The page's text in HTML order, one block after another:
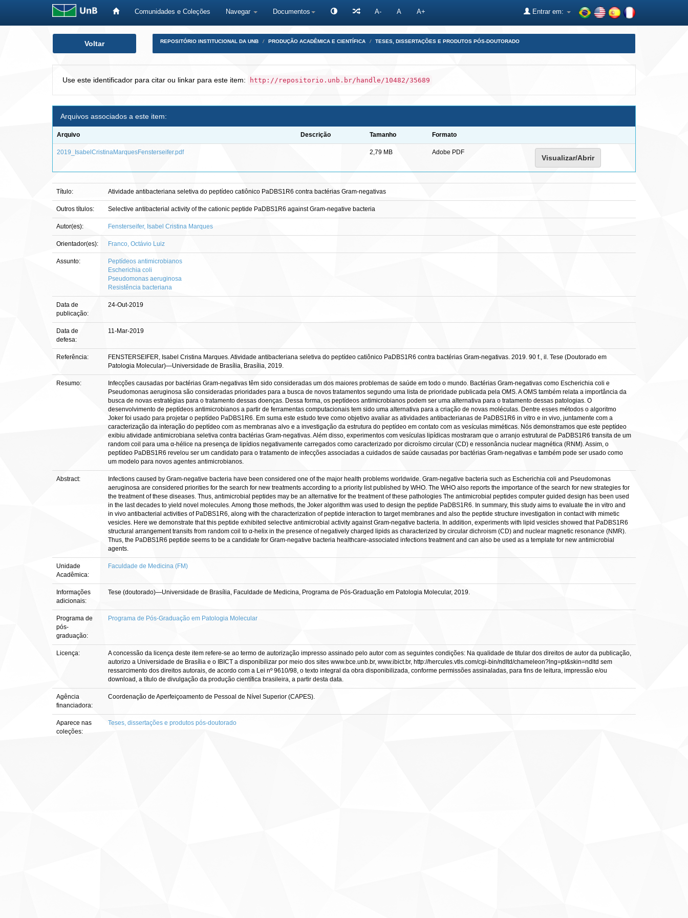
Comunidades e Coleções Navegar Documentos A- A A+ Entrar em:
Voltar REPOSITÓRIO INSTITUCIONAL DA UNB PRODUÇÃO ACADÊMICA E CIENTÍFICA TESES, DISSERTAÇÕES E PRODUTOS PÓS-DOUTORADO
Use este identificador para citar ou linkar para este item: http://repositorio.unb.br/handle/10482/35689
Arquivos associados a este item:
Arquivo Descrição Tamanho Formato
2019_IsabelCristinaMarquesFensterseifer.pdf 2,79 MB Adobe PDF
Visualizar/Abrir
Título: Atividade antibacteriana seletiva do peptídeo catiônico PaDBS1R6 contra bactérias Gram-negativas
Outros títulos: Selective antibacterial activity of the cationic peptide PaDBS1R6 against Gram-negative bacteria
Autor(es): Fensterseifer, Isabel Cristina Marques
Orientador(es): Franco, Octávio Luiz
Assunto:
Peptídeos antimicrobianos
Escherichia coli
Pseudomonas aeruginosa
Resistência bacteriana
Data de
publicação:
24-Out-2019
Data de
defesa:
11-Mar-2019
Referência:
FENSTERSEIFER, Isabel Cristina Marques. Atividade antibacteriana seletiva do peptídeo catiônico PaDBS1R6 contra bactérias Gram-negativas. 2019. 90 f., il. Tese (Doutorado em
Patologia Molecular)—Universidade de Brasília, Brasília, 2019.
Resumo:
Infecções causadas por bactérias Gram-negativas têm sido consideradas um dos maiores problemas de saúde em todo o mundo. Bactérias Gram-negativas como Escherichia coli e
Pseudomonas aeruginosa são consideradas prioridades para a busca de novos tratamentos segundo uma lista de prioridade publicada pela OMS. A OMS também relata a importância da
busca de novas estratégias para o tratamento dessas doenças. Dessa forma, os peptídeos antimicrobianos podem ser uma alternativa para o tratamento dessas patologias. O
desenvolvimento de peptídeos antimicrobianos a partir de ferramentas computacionais tem sido uma alternativa para a criação de novas moléculas. Dentre esses métodos o algoritmo
Joker foi usado para projetar o peptídeo PaDBS1R6. Em suma este estudo teve como objetivo avaliar as atividades antibacterianas de PaDBS1R6 in vitro e in vivo, juntamente com a
caracterização da interação do peptídeo com as membranas alvo e a investigação da estrutura do peptídeo em contato com as vesículas miméticas. Nós demonstramos que este peptídeo
exibiu atividade antimicrobiana seletiva contra bactérias Gram-negativas. Além disso, experimentos com vesículas lipídicas mostraram que o arranjo estrutural de PaDBS1R6 transita de um
random coil para uma α-hélice na presença de lipídios negativamente carregados como caracterizado por dicroísmo circular (CD) e ressonância nuclear magnética (RNM). Assim, o
peptídeo PaDBS1R6 revelou ser um candidato para o tratamento de infecções associadas a cuidados de saúde causadas por bactérias Gram-negativas e também pode ser usado como
um modelo para novos agentes antimicrobianos.
Abstract:
Infections caused by Gram-negative bacteria have been considered one of the major health problems worldwide. Gram-negative bacteria such as Escherichia coli and Pseudomonas
aeruginosa are considered priorities for the search for new treatments according to a priority list published by WHO. The WHO also reports the importance of the search for new strategies for
the treatment of these diseases. Thus, antimicrobial peptides may be an alternative for the treatment of these pathologies The antimicrobial peptides computer guided design has been used
in the last decades to yield novel molecules. Among those methods, the Joker algorithm was used to design the peptide PaDBS1R6. In summary, this study aims to evaluate the in vitro and
in vivo antibacterial activities of PaDBS1R6, along with the characterization of peptide interaction to target membranes and also the peptide structure investigation in contact with mimetic
vesicles. Here we demonstrate that this peptide exhibited selective antimicrobial activity against Gram-negative bacteria. In addition, experiments with lipid vesicles showed that PaDBS1R6
structural arrangement transits from random coil to α-helix in the presence of negatively charged lipids as characterized by circular dichroism (CD) and nuclear magnetic resonance (NMR).
Thus, the PaDBS1R6 peptide seems to be a candidate for Gram-negative bacteria healthcare-associated infections treatment and can also be used as a template for new antimicrobial
agents.
Unidade
Acadêmica:
Faculdade de Medicina (FM)
Informações
adicionais:
Tese (doutorado)—Universidade de Brasília, Faculdade de Medicina, Programa de Pós-Graduação em Patologia Molecular, 2019.
Programa de
pós-
graduação:
Programa de Pós-Graduação em Patologia Molecular
Licença:
A concessão da licença deste item refere-se ao termo de autorização impresso assinado pelo autor com as seguintes condições: Na qualidade de titular dos direitos de autor da publicação,
autorizo a Universidade de Brasília e o IBICT a disponibilizar por meio dos sites www.bce.unb.br, www.ibict.br, http://hercules.vtls.com/cgi-bin/ndltd/chameleon?lng=pt&skin=ndltd sem
ressarcimento dos direitos autorais, de acordo com a Lei nº 9610/98, o texto integral da obra disponibilizada, conforme permissões assinaladas, para fins de leitura, impressão e/ou
download, a título de divulgação da produção científica brasileira, a partir desta data.
Agência
financiadora:
Coordenação de Aperfeiçoamento de Pessoal de Nível Superior (CAPES).
Aparece nas
coleções:
Teses, dissertações e produtos pós-doutorado